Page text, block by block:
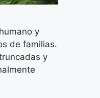
y
de familias.
y